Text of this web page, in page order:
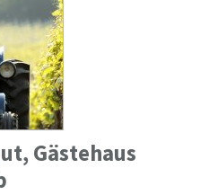
Gästehaus